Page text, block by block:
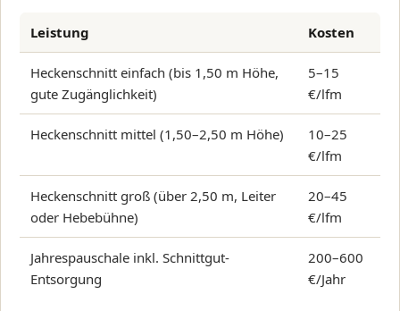
Leistung Kosten
Heckenschnitt einfach (bis 1,50 m Höhe,
gute Zugänglichkeit)
5–15
€/lfm
Heckenschnitt mittel (1,50–2,50 m Höhe)
10–25
€/lfm
Heckenschnitt groß (über 2,50 m, Leiter
oder Hebebühne)
20–45
€/lfm
Jahrespauschale inkl. Schnittgut-
Entsorgung
200–600
€/Jahr